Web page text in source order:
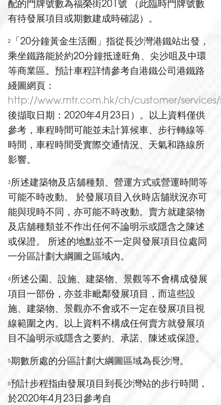
配的門牌號數為福榮街201號 （此臨時門牌號數
有待發展項目或期數建成時確認）。
2
「20分鐘黃金生活圈」指從長沙灣港鐵站出發，
乘坐鐵路能於約20分鐘抵達旺角、尖沙咀及中環
等商業區。預計車程詳情參考自港鐵公司港鐵路
綫圖網頁：
http://www.mtr.com.hk/ch/customer/services/
後擷取日期：2020年4月23日）。以上資料僅供
參考，車程時間可能並未計算候車、步行轉線等
時間，車程時間受實際交通情況、天氣和路線所
影響。
3 所述建築物及店舖種類、營運方式或營運時間等
可能不時改動。 於發展項目入伙時店舖狀況亦可
能與現時不同，亦可能不時改動。賣方就建築物
及店舖種類並不作出任何不論明示或隱含之陳述
或保證。 所述的地點並不一定與發展項目位處同
一分區計劃大綱圖之區域內。
4所述公園、設施、建築物、景觀等不會構成發展
項目一部份，亦並非毗鄰發展項目，而這些設
施、建築物、景觀亦不會或不一定在發展項目視
線範圍之內。以上資料不構成任何賣方就發展項
目不論明示或隱含之要約、承諾、陳述或保證。
5期數所處的分區計劃大綱圖區域為長沙灣。
6預計步程指由發展項目到長沙灣站的步行時間，
於2020年4月23日參考自